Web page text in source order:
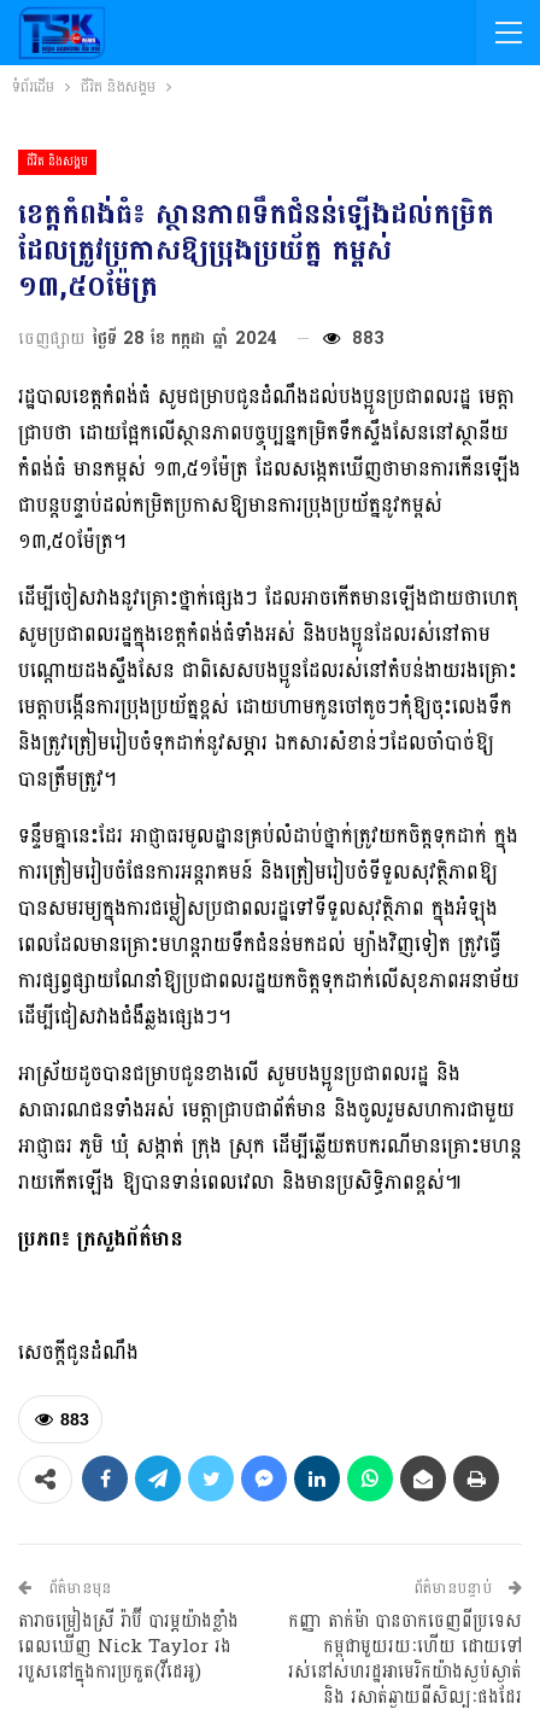
ទំព័រដើម ជីវិត និងសង្គម
ជីវិត និងសង្គម
ខេត្តកំពង់ធំ៖ ស្ថានភាពទឹកជំនន់ឡើងដល់កម្រិត
ដែលត្រូវប្រកាសឱ្យប្រុងប្រយ័ត្ន កម្ពស់
១៣,៥០ម៉ែត្រ
ចេញផ្សាយ ថ្ងៃទី 28 ខែ កក្កដា ឆ្នាំ 2024 883
រដ្ឋបាលខេត្តកំពង់ធំ សូមជម្រាបជូនដំណឹងដល់បងប្អូនប្រជាពលរដ្ឋ មេត្តា
ជ្រាបថា ដោយផ្អែកលើស្ថានភាពបច្ចុប្បន្នកម្រិតទឹកស្ទឹងសែននៅស្ថានីយ
កំពង់ធំ មានកម្ពស់ ១៣,៥១ម៉ែត្រ ដែលសង្កេតឃើញថាមានការកើនឡើង
ជាបន្ដបន្ទាប់ដល់កម្រិតប្រកាសឱ្យមានការប្រុងប្រយ័ត្ននូវកម្ពស់
១៣,៥០ម៉ែត្រ។
ដើម្បីចៀសវាងនូវគ្រោះថ្នាក់ផ្សេងៗ ដែលអាចកើតមានឡើងជាយថាហេតុ
សូមប្រជាពលរដ្ឋក្នុងខេត្តកំពង់ធំទាំងអស់ និងបងប្អូនដែលរស់នៅតាម
បណ្ដោយដងស្ទឹងសែន ជាពិសេសបងប្អូនដែលរស់នៅតំបន់ងាយរងគ្រោះ
មេត្តាបង្កើនការប្រុងប្រយ័ត្នខ្ពស់ ដោយហាមកូនចៅតូចៗកុំឱ្យចុះលេងទឹក
និងត្រូវត្រៀមរៀបចំទុកដាក់នូវសម្ភារ ឯកសារសំខាន់ៗដែលចាំបាច់ឱ្យ
បានត្រឹមត្រូវ។
ទន្ទឹមគ្នានេះដែរ អាជ្ញាធរមូលដ្ឋានគ្រប់លំដាប់ថ្នាក់ត្រូវយកចិត្តទុកដាក់ ក្នុង
ការត្រៀមរៀបចំផែនការអន្ដរាគមន៍ និងត្រៀមរៀបចំទីទួលសុវត្ថិភាពឱ្យ
បានសមរម្យក្នុងការជម្លៀសប្រជាពលរដ្ឋទៅទីទួលសុវត្ថិភាព ក្នុងអំឡុង
ពេលដែលមានគ្រោះមហន្ដរាយទឹកជំនន់មកដល់ ម្យ៉ាងវិញទៀត ត្រូវធ្វើ
ការផ្សព្វផ្សាយណែនាំឱ្យប្រជាពលរដ្ឋយកចិត្តទុកដាក់លើសុខភាពអនាម័យ
ដើម្បីជៀសវាងជំងឺឆ្លងផ្សេងៗ។
អាស្រ័យដូចបានជម្រាបជូនខាងលើ សូមបងប្អូនប្រជាពលរដ្ឋ និង
សាធារណជនទាំងអស់ មេត្ដាជ្រាបជាព័ត៌មាន និងចូលរួមសហការជាមួយ
អាជ្ញាធរ ភូមិ ឃុំ សង្កាត់ ក្រុង ស្រុក ដើម្បីឆ្លើយតបករណីមានគ្រោះមហន្ដ
រាយកើតឡើង ឱ្យបានទាន់ពេលវេលា និងមានប្រសិទ្ធិភាពខ្ពស់៕
ប្រភព៖ ក្រសួងព័ត៌មាន
សេចក្តីជូនដំណឹង
883
ព័ត៌មានមុន
តារាចម្រៀងស្រី រ៉ាប៊ី បារម្ភយ៉ាងខ្លាំង
ពេលឃើញ Nick Taylor រង
របួសនៅក្នុងការប្រកួត(វីដេអូ)
ព័ត៌មានបន្ទាប់
កញ្ញា តាក់ម៉ា បានចាកចេញពីប្រទេស
កម្ពុជាមួយរយៈហើយ ដោយទៅ
រស់នៅសហរដ្ឋអាមេរិកយ៉ាងស្ងប់ស្ងាត់
និង រសាត់ឆ្ងាយពីសិល្បៈផងដែរ